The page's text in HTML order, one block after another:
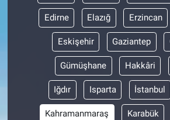
Edirne Elazığ Erzincan
Eskişehir Gaziantep
Gümüşhane Hakkâri
Iğdır Isparta İstanbul
Kahramanmaraş Karabük